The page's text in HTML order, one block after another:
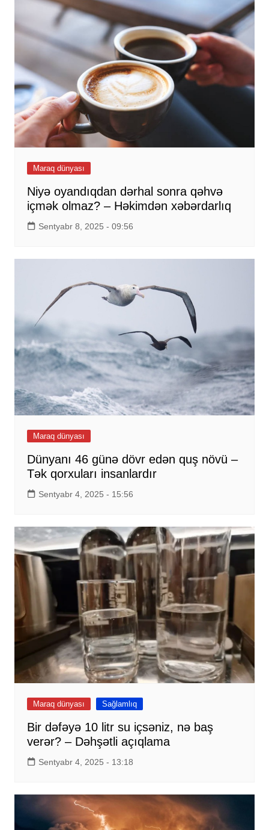
Maraq dünyası
Niyə oyandıqdan dərhal sonra qəhvə
içmək olmaz? – Həkimdən xəbərdarlıq
Sentyabr 8, 2025 - 09:56
Maraq dünyası
Dünyanı 46 günə dövr edən quş növü –
Tək qorxuları insanlardır
Sentyabr 4, 2025 - 15:56
Maraq dünyası Sağlamlıq
Bir dəfəyə 10 litr su içsəniz, nə baş
verər? – Dəhşətli açıqlama
Sentyabr 4, 2025 - 13:18